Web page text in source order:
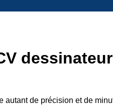
dessinateur
autant de précision et de